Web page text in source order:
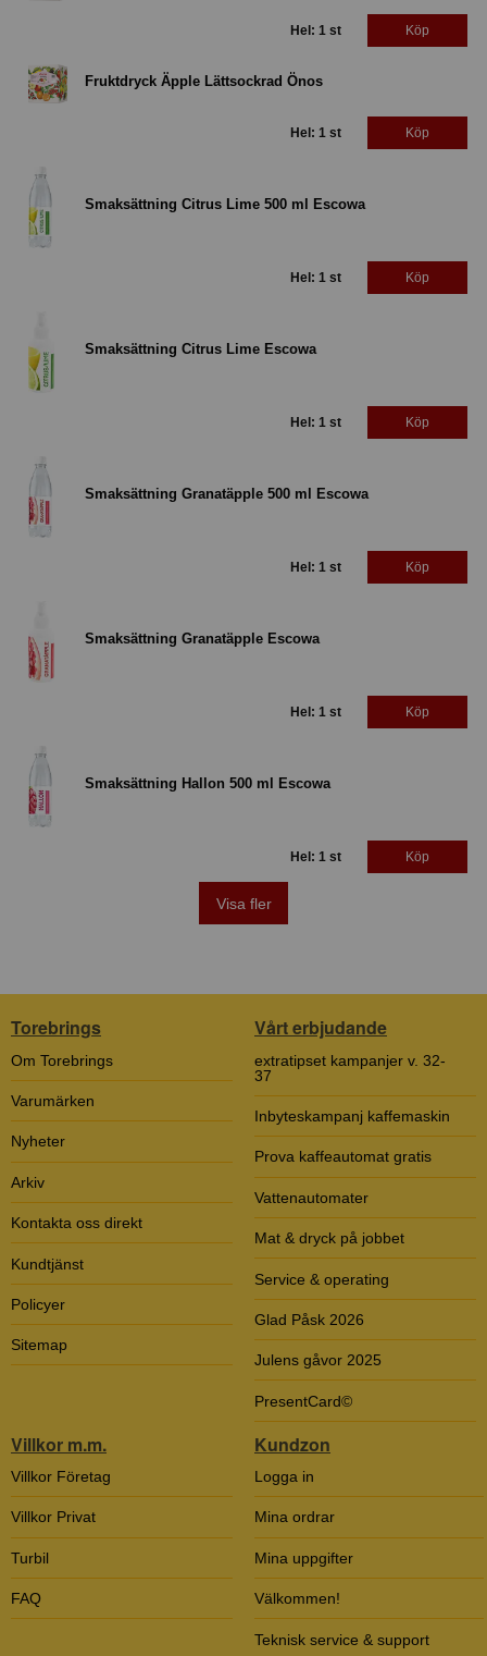
Hel: 1 st Köp
Fruktdryck Äpple Lättsockrad Önos
Hel: 1 st Köp
Smaksättning Citrus Lime 500 ml Escowa
Hel: 1 st Köp
Smaksättning Citrus Lime Escowa
Hel: 1 st Köp
Smaksättning Granatäpple 500 ml Escowa
Hel: 1 st Köp
Smaksättning Granatäpple Escowa
Hel: 1 st Köp
Smaksättning Hallon 500 ml Escowa
Hel: 1 st Köp
Visa fler
Torebrings
Om Torebrings
Varumärken
Nyheter
Arkiv
Kontakta oss direkt
Kundtjänst
Policyer
Sitemap
Vårt erbjudande
extratipset kampanjer v. 32-
37
Inbyteskampanj kaffemaskin
Prova kaffeautomat gratis
Vattenautomater
Mat & dryck på jobbet
Service & operating
Glad Påsk 2026
Julens gåvor 2025
PresentCard©
Villkor m.m.
Villkor Företag
Villkor Privat
Turbil
FAQ
Kundzon
Logga in
Mina ordrar
Mina uppgifter
Välkommen!
Teknisk service & support